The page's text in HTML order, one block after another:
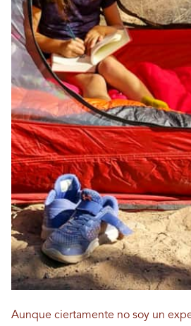
Aunque ciertamente no soy un